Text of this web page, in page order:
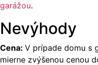
garážou.
Nevýhody
Cena: V prípade domu s
mierne zvýšenou cenou